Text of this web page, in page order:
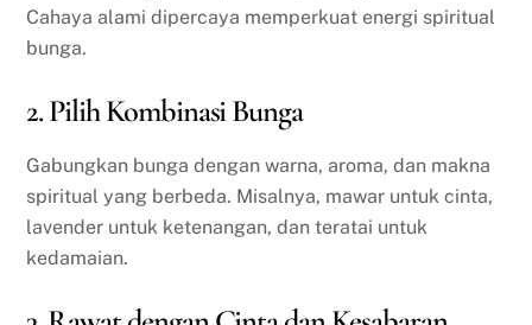
Cahaya alami dipercaya memperkuat energi spiritual
bunga.
2. Pilih Kombinasi Bunga
Gabungkan bunga dengan warna, aroma, dan makna
spiritual yang berbeda. Misalnya, mawar untuk cinta,
lavender untuk ketenangan, dan teratai untuk
kedamaian.